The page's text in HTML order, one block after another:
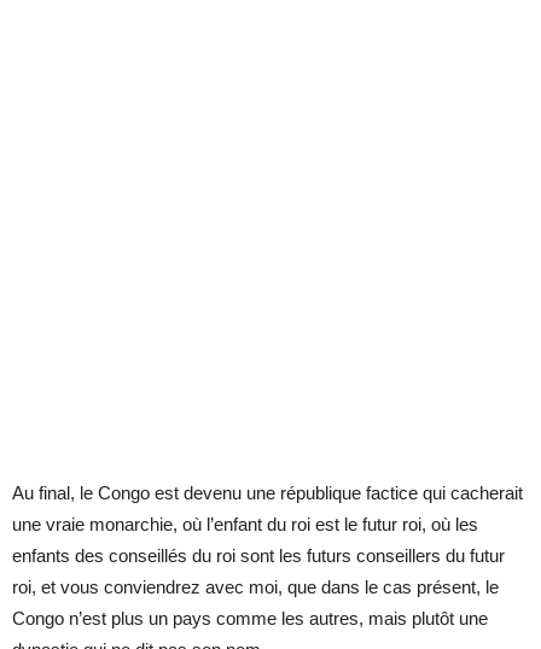
Au final, le Congo est devenu une république factice qui cacherait
une vraie monarchie, où l’enfant du roi est le futur roi, où les
enfants des conseillés du roi sont les futurs conseillers du futur
roi, et vous conviendrez avec moi, que dans le cas présent, le
Congo n’est plus un pays comme les autres, mais plutôt une